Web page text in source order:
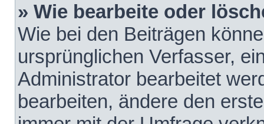
» Wie bearbeite oder
Wie bei den Beiträgen
ursprünglichen Verfasser,
Administrator bearbeitet
bearbeiten, ändere den